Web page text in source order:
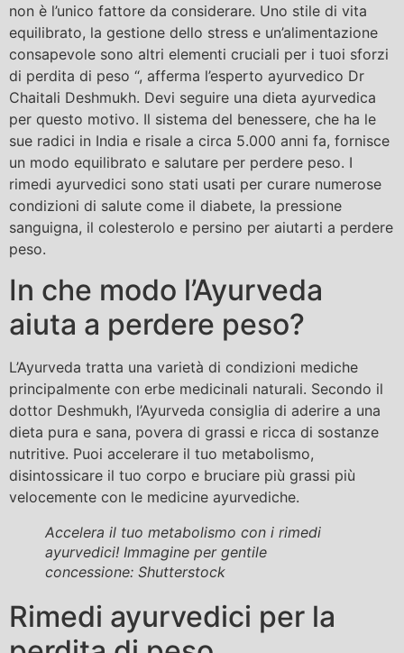
non è l’unico fattore da considerare. Uno stile di vita
equilibrato, la gestione dello stress e un’alimentazione
consapevole sono altri elementi cruciali per i tuoi sforzi
di perdita di peso “, afferma l’esperto ayurvedico Dr
Chaitali Deshmukh. Devi seguire una dieta ayurvedica
per questo motivo. Il sistema del benessere, che ha le
sue radici in India e risale a circa 5.000 anni fa, fornisce
un modo equilibrato e salutare per perdere peso. I
rimedi ayurvedici sono stati usati per curare numerose
condizioni di salute come il diabete, la pressione
sanguigna, il colesterolo e persino per aiutarti a perdere
peso.
In che modo l’Ayurveda
aiuta a perdere peso?
L’Ayurveda tratta una varietà di condizioni mediche
principalmente con erbe medicinali naturali. Secondo il
dottor Deshmukh, l’Ayurveda consiglia di aderire a una
dieta pura e sana, povera di grassi e ricca di sostanze
nutritive. Puoi accelerare il tuo metabolismo,
disintossicare il tuo corpo e bruciare più grassi più
velocemente con le medicine ayurvediche.
Accelera il tuo metabolismo con i rimedi
ayurvedici! Immagine per gentile
concessione: Shutterstock
Rimedi ayurvedici per la